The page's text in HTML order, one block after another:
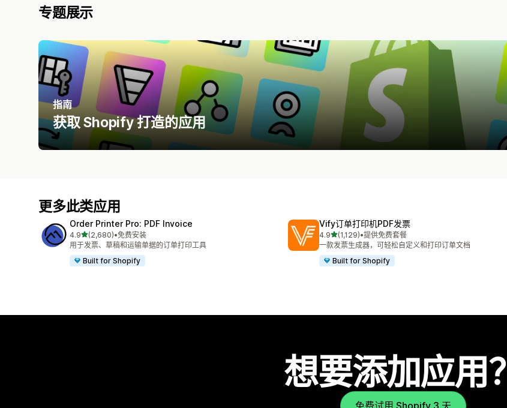
专题展示
指南
获取 Shopify 打造的应用
更多此类应用
Order Printer Pro: PDF Invoice
4.9星（满分 5 星）
(2,680)
总共 2680 条评论
•免费安装
用于发票、草稿和运输单据的订单打印工具
Built for Shopify
Vify订单打印机PDF发票
4.9星（满分 5 星）
(1,129)
总共 1129 条评论
•提供免费套餐
一款发票生成器，可轻松自定义和打印订单文档
Built for Shopify
想要添加应用？